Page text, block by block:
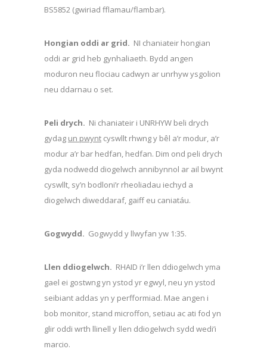
BS5852 (gwiriad fflamau/flambar).
Hongian oddi ar grid. NI chaniateir hongian
oddi ar grid heb gynhaliaeth. Bydd angen
moduron neu flociau cadwyn ar unrhyw ysgolion
neu ddarnau o set.
Peli drych. Ni chaniateir i UNRHYW beli drych
gydag un pwynt cyswllt rhwng y bêl a’r modur, a’r
modur a’r bar hedfan, hedfan. Dim ond peli drych
gyda nodwedd diogelwch annibynnol ar ail bwynt
cyswllt, sy’n bodloni’r rheoliadau iechyd a
diogelwch diweddaraf, gaiff eu caniatáu.
Gogwydd. Gogwydd y llwyfan yw 1:35.
Llen ddiogelwch. RHAID i’r llen ddiogelwch yma
gael ei gostwng yn ystod yr egwyl, neu yn ystod
seibiant addas yn y perfformiad. Mae angen i
bob monitor, stand microffon, setiau ac ati fod yn
glir oddi wrth llinell y llen ddiogelwch sydd wedi’i
marcio.